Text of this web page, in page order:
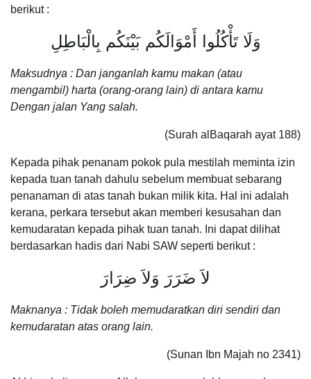
berikut :
وَلَا تَأْكُلُوا أَمْوَالَكُم بَيْنَكُم بِالْبَاطِلِ
Maksudnya : Dan janganlah kamu makan (atau
mengambil) harta (orang-orang lain) di antara kamu
Dengan jalan Yang salah.
(Surah alBaqarah ayat 188)
Kepada pihak penanam pokok pula mestilah meminta izin
kepada tuan tanah dahulu sebelum membuat sebarang
penanaman di atas tanah bukan milik kita. Hal ini adalah
kerana, perkara tersebut akan memberi kesusahan dan
kemudaratan kepada pihak tuan tanah. Ini dapat dilihat
berdasarkan hadis dari Nabi SAW seperti berikut :
لاَ ضَرَرَ وَلاَ ضِرَارَ
Maknanya : Tidak boleh memudaratkan diri sendiri dan
kemudaratan atas orang lain.
(Sunan Ibn Majah no 2341)